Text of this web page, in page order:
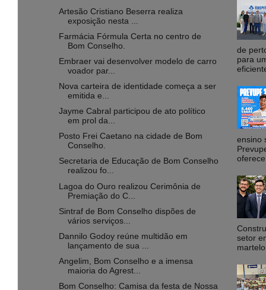
Artesão Cristiano Beserra realiza
exposição nesta ...
Farmácia Fórmula Certa no centro de
Bom Conselho.
Embraer vai desenvolver modelo de carro
voador par...
Nova carteira de identidade começa a ser
emitida e...
Jayme Cabral participou de ato político
em prol da...
Posto Frei Caetano na cidade de Bom
Conselho.
Secretaria de Educação de Bom Conselho
realizou fo...
Lagoa do Ouro realizou Cerimônia de
Premiação do C...
Sintraf de Bom Conselho dispões de
vários serviços...
Dannilo Godoy reúne multidão em
lançamento de sua ...
Angelim, Bom Conselho e a imensa
maioria do Agrest...
Bom Conselho: Camisa da festa de Nossa
de
para
ensino
setor